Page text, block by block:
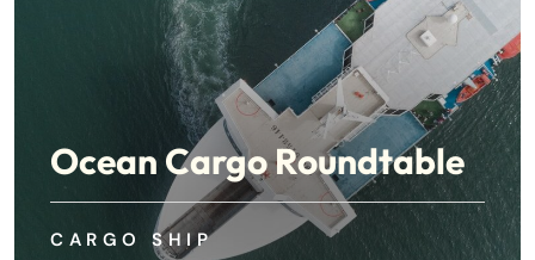
Ocean Cargo Roundtable
CARGO SHIP